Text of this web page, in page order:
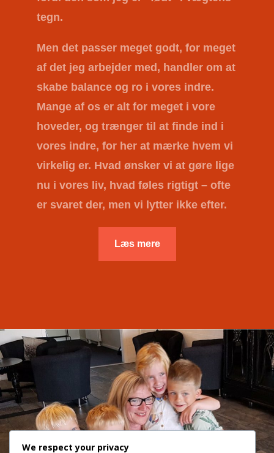
tegn.
Men det passer meget godt, for meget
af det jeg arbejder med, handler om at
skabe balance og ro i vores indre.
Mange af os er alt for meget i vore
hoveder, og trænger til at finde ind i
vores indre, for her at mærke hvem vi
virkelig er. Hvad ønsker vi at gøre lige
nu i vores liv, hvad føles rigtigt – ofte
er svaret der, men vi lytter ikke efter.
Læs mere
We respect your privacy